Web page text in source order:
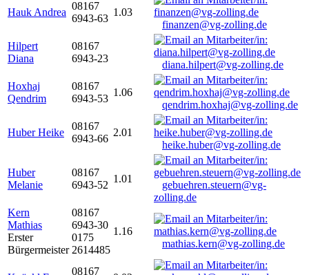
Hauk Andrea
08167
6943-63
1.03
finanzen@vg-zolling.de
Hilpert
Diana
08167
6943-23
diana.hilpert@vg-zolling.de
Hoxhaj
Qendrim
08167
6943-53
1.06
qendrim.hoxhaj@vg-zolling.de
Huber Heike
08167
6943-66
2.01
heike.huber@vg-zolling.de
Huber
Melanie
08167
6943-52
1.01
gebuehren.steuern@vg-
zolling.de
Kern
Mathias
Erster
Bürgermeister
08167
6943-30
0175
2614485
1.16
mathias.kern@vg-zolling.de
08167